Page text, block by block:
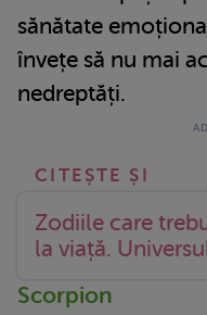
sănătate
învețe să nu mai
nedreptăți.
Zodiile care
la viață.
Scorpion